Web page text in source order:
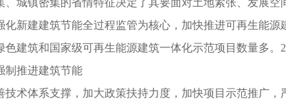
、城镇密集的省情特征决定了其要面对土地紧张、发展
新建建筑节能全过程监管为核心，加快推进可再生能
色建筑和国家级可再生能源建筑一体化示范项目数量多
推进建筑节能
体系支撑，加大政策扶持力度，加快项目示范推广，